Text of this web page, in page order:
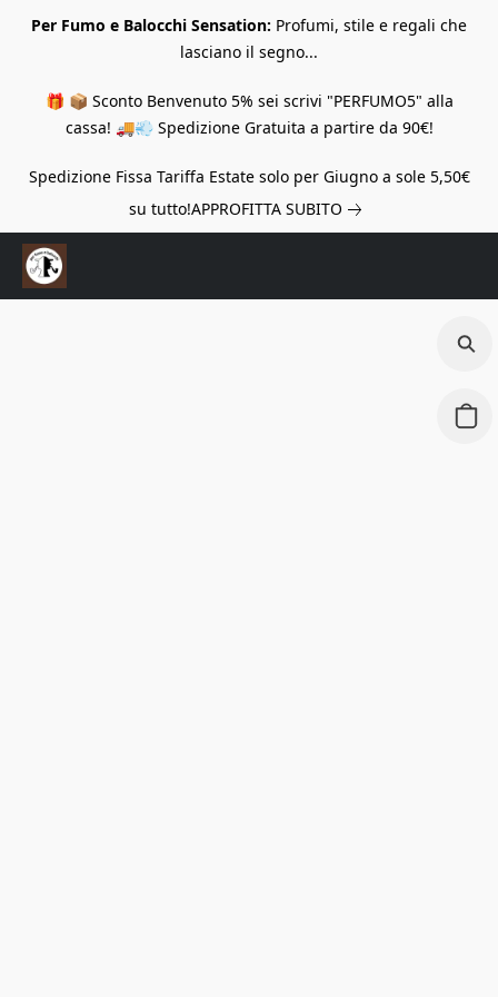
Per Fumo e Balocchi Sensation: Profumi, stile e regali che
lasciano il segno...
🎁 📦 Sconto Benvenuto 5% sei scrivi "PERFUMO5" alla
cassa! 🚚💨 Spedizione Gratuita a partire da 90€!
Spedizione Fissa Tariffa Estate solo per Giugno a sole 5,50€
su tutto!APPROFITTA SUBITO